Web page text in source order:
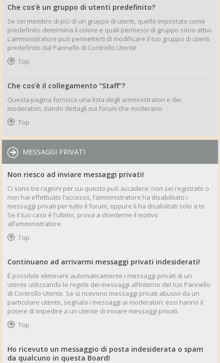
Che cos’è un gruppo di utenti predefinito?
Se sei membro di più di un gruppo di utenti, quello impostato come
predefinito determina il colore e quali permessi di gruppo sono attivi.
L’amministratore può permetterti di modificare il tuo gruppo di utenti
predefinito dal Pannello di Controllo Utente.
Top
Che cos’è il collegamento “Staff”?
Questa pagina fornisce una lista degli amministratori e dei
moderatori, dando dettagli sui forum che moderano.
Top
MESSAGGI PRIVATI
Non riesco ad inviare messaggi privati!
Ci sono tre ragioni per cui questo può accadere: non sei registrato o
non hai effettuato l’accesso, l’amministratore ha disabilitato i
messaggi privati per tutto il forum, oppure li ha disabilitati solo a te.
Se il tuo caso è l’ultimo, prova a chiederne il motivo
all’amministratore.
Top
Continuano ad arrivarmi messaggi privati indesiderati!
È possibile eliminare automaticamente i messaggi privati ​​di un
utente utilizzando le regole dei messaggi all’interno del tuo Pannello
di Controllo Utente. Se si ricevono messaggi privati ​​abusivi da un
particolare utente, segnala i messaggi ai moderatori; essi hanno il
potere di impedire a un utente di inviare messaggi privati​​.
Top
Ho ricevuto un messaggio di posta indesiderata o spam
da qualcuno in questa Board!